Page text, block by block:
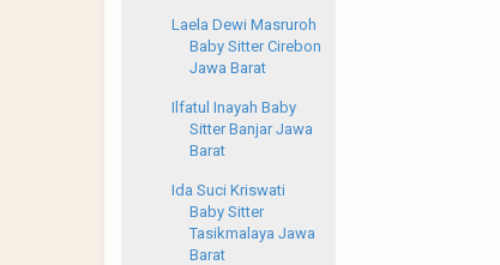
Laela Dewi Masruroh
Baby Sitter Cirebon
Jawa Barat
Ilfatul Inayah Baby
Sitter Banjar Jawa
Barat
Ida Suci Kriswati
Baby Sitter
Tasikmalaya Jawa
Barat